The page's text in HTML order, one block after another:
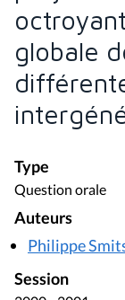
globale
Type
Question orale
Auteurs
Philippe
Session